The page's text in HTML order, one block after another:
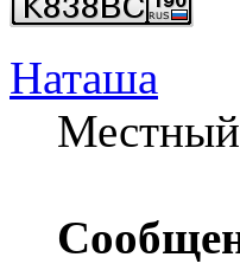
Наташа
Местный